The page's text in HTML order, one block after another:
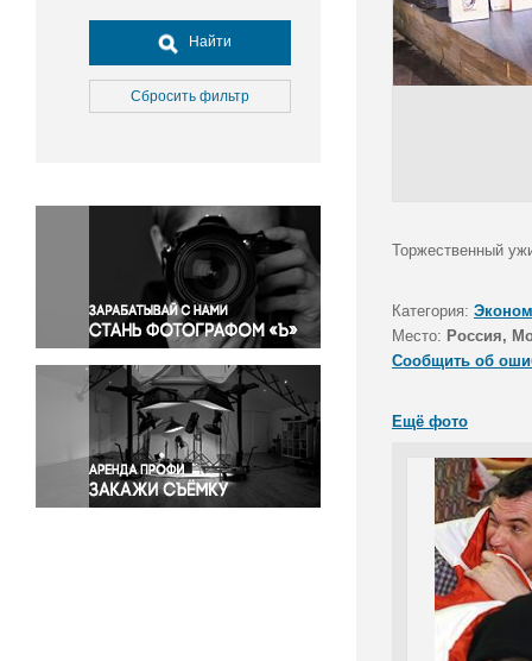
Досуг, туризм и отдых
Культура
Медицина
Окружающая среда
Политика
Правосудие
Происшествия и конфликты
Религия
Светская жизнь
Спорт
Экология
Экономика и бизнес
Найти
Сбросить фильтр
Торжественный
Категория:
Место: Россия,
Сообщить об
Ещё фото